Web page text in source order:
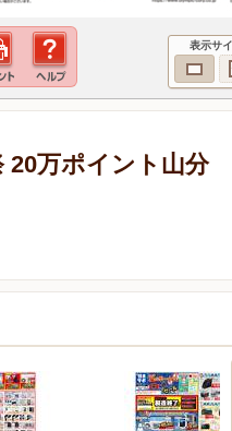
表示サ
万ポイント山分